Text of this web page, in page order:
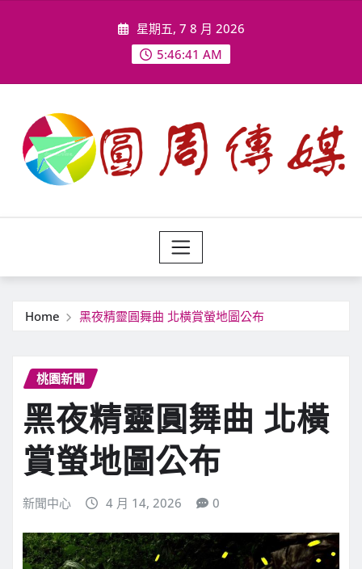
星期五, 7 8 月 2026
5:46:44 AM
Home 黑夜精靈圓舞曲 北橫賞螢地圖公布
桃園新聞
黑夜精靈圓舞曲 北橫
賞螢地圖公布
新聞中心 4 月 14, 2026 0